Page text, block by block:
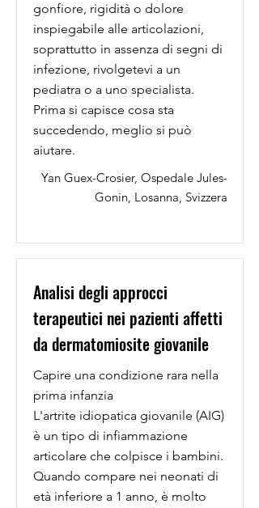
gonfiore, rigidità o dolore
inspiegabile alle articolazioni,
soprattutto in assenza di segni di
infezione, rivolgetevi a un
pediatra o a uno specialista.
Prima si capisce cosa sta
succedendo, meglio si può
aiutare.
Yan Guex-Crosier, Ospedale Jules-
Gonin, Losanna, Svizzera
Analisi degli approcci
terapeutici nei pazienti affetti
da dermatomiosite giovanile
Capire una condizione rara nella
prima infanzia
L'artrite idiopatica giovanile (AIG)
è un tipo di infiammazione
articolare che colpisce i bambini.
Quando compare nei neonati di
età inferiore a 1 anno, è molto